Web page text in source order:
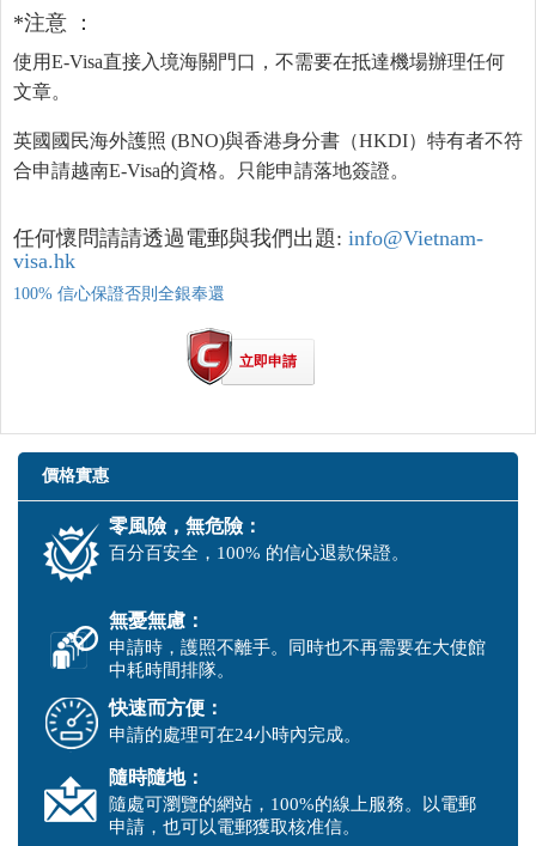
*注意 ：
使用E-Visa直接入境海關門口，不需要在抵達機場辦理任何
文章。
英國國民海外護照 (BNO)與香港身分書（HKDI）特有者不符
合申請越南E-Visa的資格。只能申請落地簽證。
任何懷問請請透過電郵與我們出題: info@Vietnam-
visa.hk
100% 信心保證否則全銀奉還
立即申請
價格實惠
零風險，無危險：
百分百安全，100% 的信心退款保證。
無憂無慮：
申請時，護照不離手。同時也不再需要在大使館
中耗時間排隊。
快速而方便：
申請的處理可在24小時內完成。
隨時隨地：
隨處可瀏覽的網站，100%的線上服務。以電郵
申請，也可以電郵獲取核准信。